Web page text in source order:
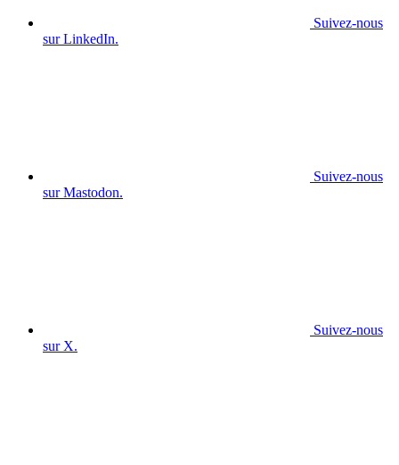
Suivez-nous
sur LinkedIn.
Suivez-nous
sur Mastodon.
Suivez-nous
sur X.